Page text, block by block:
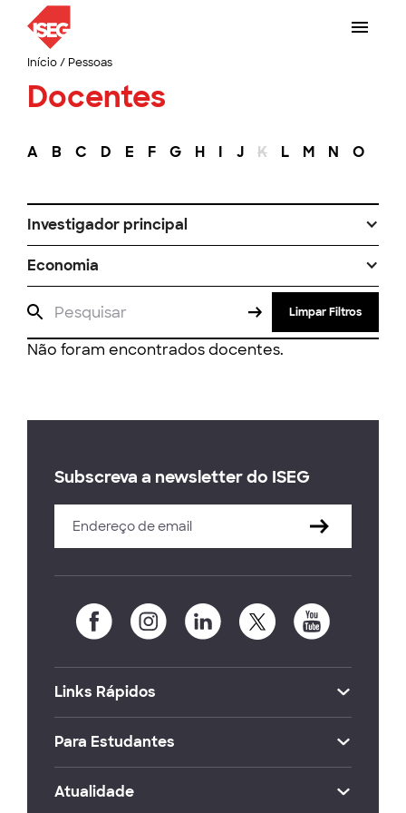
Início/ Pessoas
Docentes
A B C D E F G H I J K L M N O
Investigador principal
Economia
Limpar Filtros
Não foram encontrados docentes.
Subscreva a newsletter do ISEG
Links Rápidos
Para Estudantes
Atualidade